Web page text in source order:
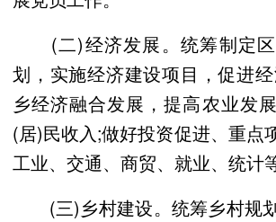
(二)经济发展。统筹制定区
划，实施经济建设项目，促进
乡经济融合发展，提高农业发
(居)民收入;做好投资促进、重点
工业、交通、商贸、就业、统计
(三)乡村建设。统筹乡村规划